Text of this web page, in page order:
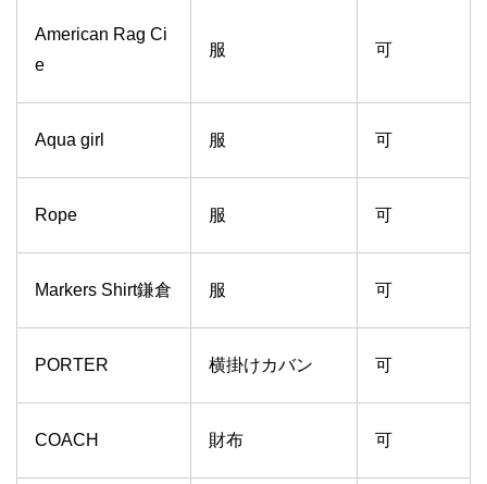
American Rag Ci
e
服 可
Aqua girl 服 可
Rope 服 可
Markers Shirt鎌倉 服 可
PORTER 横掛けカバン 可
COACH 財布 可